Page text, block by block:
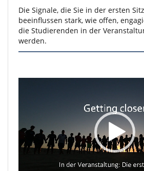
Die Signale, die Sie in der ersten
beeinflussen stark, wie offen,
die Studierenden in der
werden.